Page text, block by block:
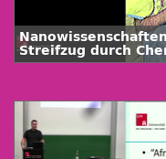
Streifzug durch